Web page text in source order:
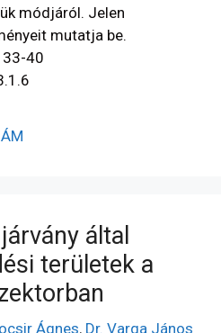
módjáról. Jelen
mutatja be.
33-40
által
területek a
Ágnes, Dr. Varga János